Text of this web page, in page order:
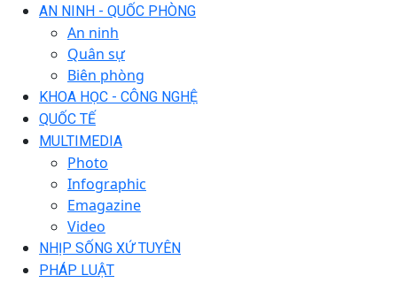
AN NINH - QUỐC PHÒNG
An ninh
Quân sự
Biên phòng
KHOA HỌC - CÔNG NGHỆ
QUỐC TẾ
MULTIMEDIA
Photo
Infographic
Emagazine
Video
NHỊP SỐNG XỨ TUYÊN
PHÁP LUẬT